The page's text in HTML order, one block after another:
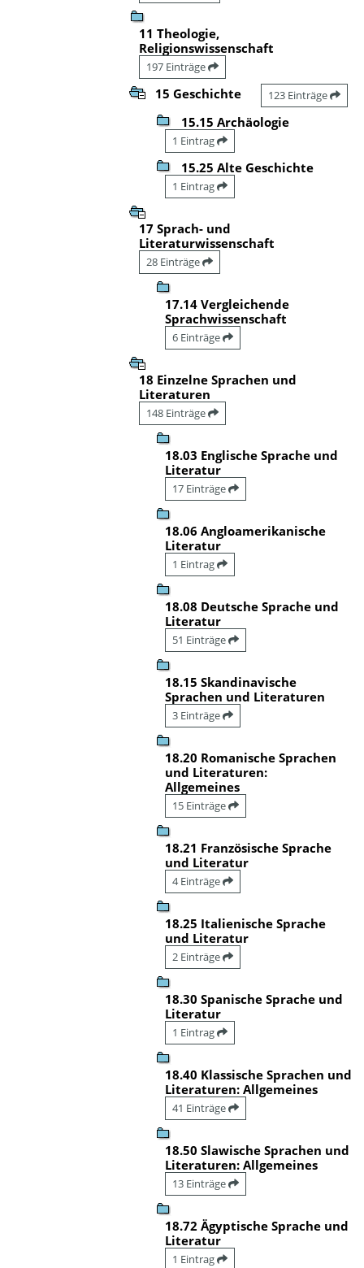
11 Theologie,
Religionswissenschaft
197 Einträge
15 Geschichte 123 Einträge
15.15 Archäologie
1 Eintrag
15.25 Alte Geschichte
1 Eintrag
17 Sprach- und
Literaturwissenschaft
28 Einträge
17.14 Vergleichende
Sprachwissenschaft
6 Einträge
18 Einzelne Sprachen und
Literaturen
148 Einträge
18.03 Englische Sprache und
Literatur
17 Einträge
18.06 Angloamerikanische
Literatur
1 Eintrag
18.08 Deutsche Sprache und
Literatur
51 Einträge
18.15 Skandinavische
Sprachen und Literaturen
3 Einträge
18.20 Romanische Sprachen
und Literaturen:
Allgemeines
15 Einträge
18.21 Französische Sprache
und Literatur
4 Einträge
18.25 Italienische Sprache
und Literatur
2 Einträge
18.30 Spanische Sprache und
Literatur
1 Eintrag
18.40 Klassische Sprachen und
Literaturen: Allgemeines
41 Einträge
18.50 Slawische Sprachen und
Literaturen: Allgemeines
13 Einträge
18.72 Ägyptische Sprache und
Literatur
1 Eintrag